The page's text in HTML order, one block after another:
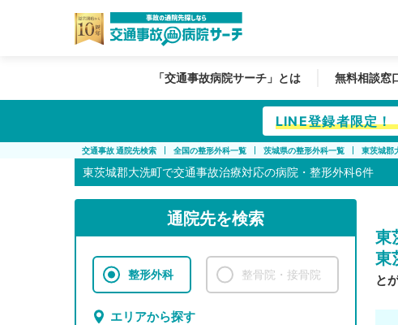
「交通事故病院サーチ」とは 無料相談窓
LINE登録者限定！
交通事故 通院先検索 全国の整形外科一覧 茨城県の整形外科一覧 東茨城郡
東茨城郡大洗町で交通事故治療対応の病院・整形外科6件
通院先を検索
整形外科 整骨院・接骨院
エリアから探す
東
東
と